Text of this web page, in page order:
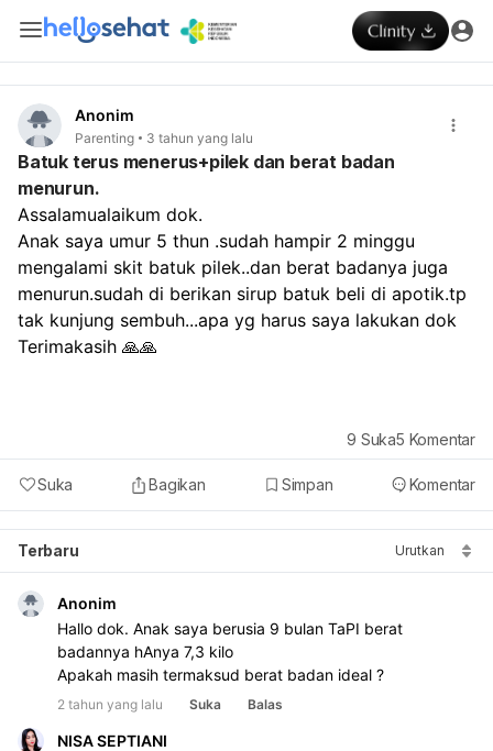
Anonim
Parenting 3 tahun yang lalu
Batuk terus menerus+pilek dan berat badan
menurun.
Assalamualaikum dok.
Anak saya umur 5 thun .sudah hampir 2 minggu
mengalami skit batuk pilek..dan berat badanya juga
menurun.sudah di berikan sirup batuk beli di apotik.tp
tak kunjung sembuh...apa yg harus saya lakukan dok
Terimakasih 🙏🙏
Suka Bagikan Simpan Komentar
9 Suka5 Komentar
Terbaru Urutkan
Anonim
Hallo dok. Anak saya berusia 9 bulan TaPI berat
badannya hAnya 7,3 kilo
Apakah masih termaksud berat badan ideal ?
2 tahun yang lalu Suka Balas
NISA SEPTIANI